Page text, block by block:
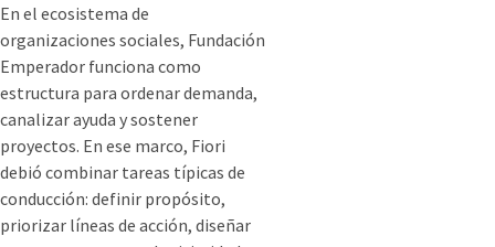
En el ecosistema de
organizaciones sociales, Fundación
Emperador funciona como
estructura para ordenar demanda,
canalizar ayuda y sostener
proyectos. En ese marco, Fiori
debió combinar tareas típicas de
conducción: definir propósito,
priorizar líneas de acción, diseñar